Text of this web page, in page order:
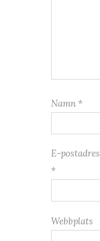
Namn *
E-
*
Webbplats